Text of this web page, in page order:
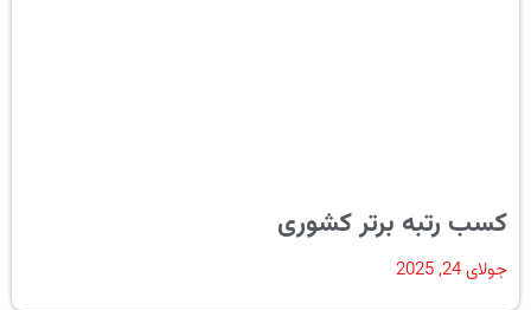
کسب رتبه برتر کشوری
جولای 24, 2025